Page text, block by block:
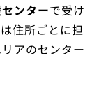
ンターで受け
住所ごとに担
アのセンター